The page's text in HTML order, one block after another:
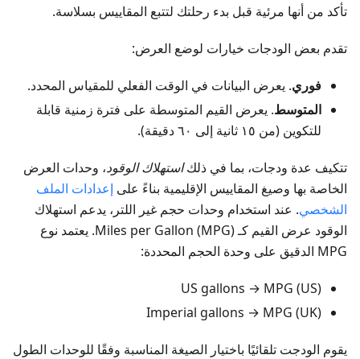
تأكد من أنها مرئية قبل بدء رحلتك لتتبع المقاييس بسلاسة.
تقدم بعض الودجات خيارات لوضع العرض:
فوري. يعرض البيانات في الوقت الفعلي للمقياس المحدد.
المتوسط. يعرض القيم المتوسطة على فترة زمنية قابلة
للتكوين (من ١٥ ثانية إلى ٦٠ دقيقة).
تتكيف عدة ودجات، بما في ذلكاستهلاك الوقود، وحدات العرض
الخاصة بها وصيغ المقاييس الإقليمية بناءً على إعدادات الملف
الشخصي. عند استخدام وحدات حجم غير اللتر، يدعم استهلاك
الوقود عرض القيم كـ Miles per Gallon (MPG). يعتمد نوع
MPG الدقيق على وحدة الحجم المحددة:
US gallons → MPG (US)
Imperial gallons → MPG (UK)
يقوم الودجت تلقائيًا باختيار الصيغة المناسبة وفقًا للوحدات الطول